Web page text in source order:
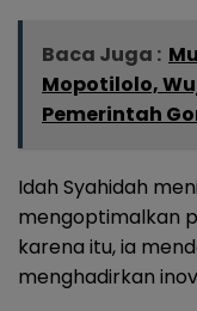
Baca Juga :
Mopotilolo,
Pemerintah
Idah Syahidah
mengoptimalkan
karena itu, ia
menghadirkan